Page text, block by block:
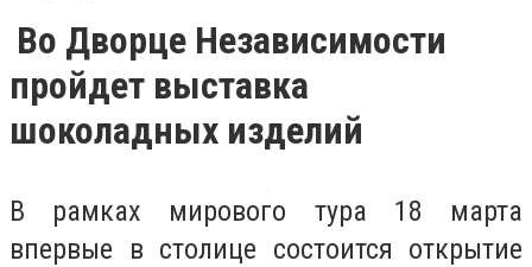
Во Дворце Независимости
пройдет выставка
шоколадных изделий
В рамках мирового тура 18 марта
впервые в столице состоится открытие